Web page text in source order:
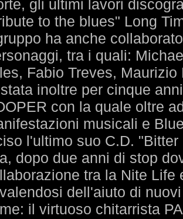
gli ultimi lavori
to the blues" Long
ha anche
tra i quali:
Fabio Treves,
inoltre per cinque
con la quale oltre
musicali e
l'ultimo suo C.D. "Bitter
dopo due anni di stop
tra la Nite Life
dell'aiuto di
il virtuoso chitarrista